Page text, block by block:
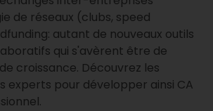
de réseaux (clubs, speed
autant de nouveaux outils
qui s'avèrent être de
croissance. Découvrez les
experts pour développer ainsi CA